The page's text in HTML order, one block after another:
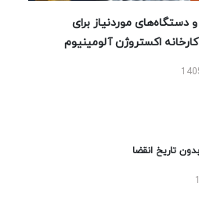
دستگاه‌های موردنیاز برای
اکستروژن آلومینیوم
تاریخ انقضا